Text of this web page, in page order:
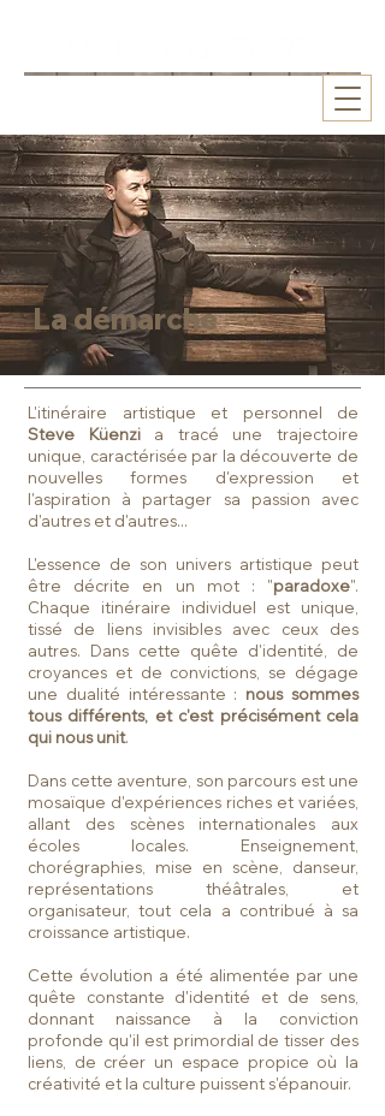
La démarche
L'itinéraire artistique et personnel de
Steve Küenzia tracé une trajectoire
unique, caractérisée par la découverte de
nouvelles formes d'expression et
l'aspiration à partager sa passion avec
d'autres et d'autres...
L'essence de son univers artistique peut
être décrite en un mot : "paradoxe".
Chaque itinéraire individuel est unique,
tissé de liens invisibles avec ceux des
autres. Dans cette quête d'identité, de
croyances et de convictions, se dégage
une dualité intéressante : nous sommes
tous différents, et c'est précisément cela
qui nous unit.
Dans cette aventure, son parcours est une
mosaïque d'expériences riches et variées,
allant des scènes internationales aux
écoles locales. Enseignement,
chorégraphies, mise en scène, danseur,
représentations théâtrales, et
organisateur, tout cela a contribué à sa
croissance artistique.
Cette évolution a été alimentée par une
quête constante d'identité et de sens,
donnant naissance à la conviction
profonde qu'il est primordial de tisser des
liens, de créer un espace propice où la
créativité et la culture puissent s'épanouir.